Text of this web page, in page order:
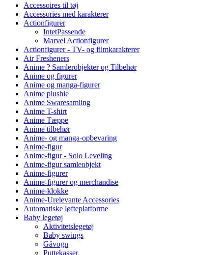
Accessoires til tøj
Accessories med karakterer
Actionfigurer
IntetPassende
Marvel Actionfigurer
Actionfigurer - TV- og filmkarakterer
Air Fresheners
Anime ? Samlerobjekter og Tilbehør
Anime og figurer
Anime og manga-figurer
Anime plushie
Anime Swaresamling
Anime T-shirt
Anime Tæppe
Anime tilbehør
Anime- og manga-opbevaring
Anime-figur
Anime-figur - Solo Leveling
Anime-figur samleobjekt
Anime-figurer
Anime-figurer og merchandise
Anime-klokke
Anime-Urelevante Accessories
Automatiske løfteplatforme
Baby legetøj
Aktivitetslegetøj
Baby swings
Gåvogn
Puttekasser